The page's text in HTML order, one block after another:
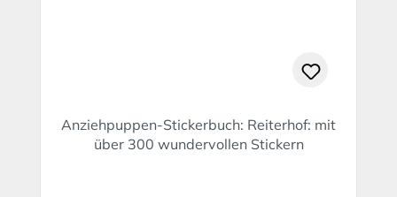
Anziehpuppen-Stickerbuch: Reiterhof: mit
über 300 wundervollen Stickern